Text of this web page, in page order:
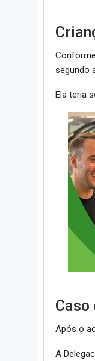
segundo
Ela teria
Caso
Após o
A